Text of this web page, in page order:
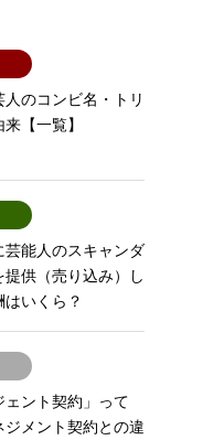
人のコンビ名・トリ
【一覧】
芸能人のスキャンダ
提供（売り込み）し
はいくら？
ェント契約」って
ジメント契約との違